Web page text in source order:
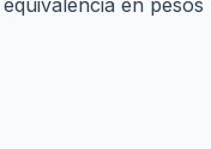
en pesos